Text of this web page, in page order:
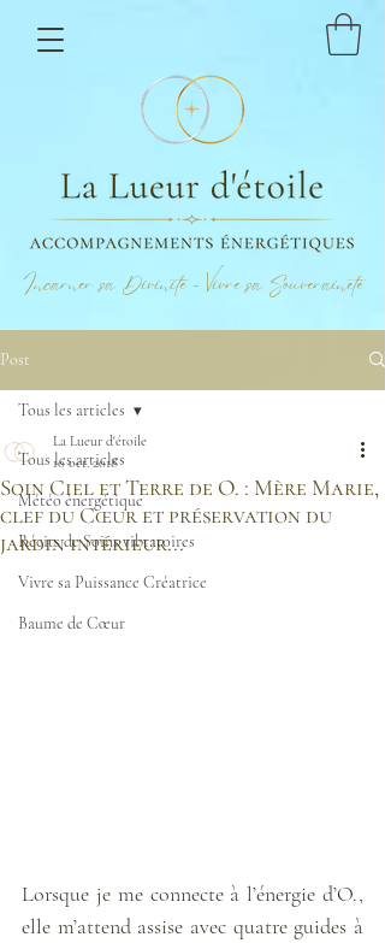
Incarner sa Divinité - Vivre sa Souveraineté
Post
Tous les articles
Météo énergétique
Récits de Soins vibratoires
Vivre sa Puissance Créatrice
Baume de Cœur
Tous les articles
Soin Ciel et Terre de O. : Mère Marie,
clef du Cœur et préservation du
jardin intérieur...
La Lueur d'étoile
10 oct. 2018
Lorsque je me connecte à l’énergie d’O.,
elle m’attend assise avec quatre guides à